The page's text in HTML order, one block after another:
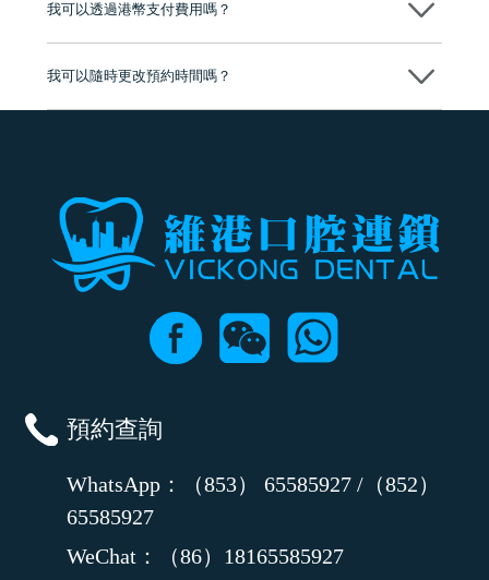
我可以透過港幣支付費用嗎？
我可以隨時更改預約時間嗎？
預約查詢
WhatsApp：（853） 65585927 /（852）
65585927
WeChat：（86）18165585927